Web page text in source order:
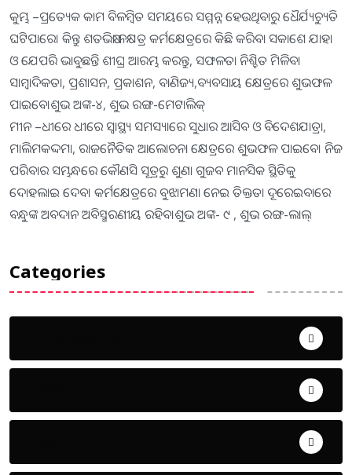
କୁମ୍ଭ –ପ୍ରତ୍ୟେକ କାମ ବିଳମ୍ବିତ ସମୟରେ ସମ୍ମନ୍ନ ହେଉଥିବାରୁ ଧୈର୍ଯ୍ୟଚ୍ୟୁତି
ଘଟିପାରେ। କିନ୍ତୁ ଶତଭିଷା ନକ୍ଷତ୍ର କର୍ମକ୍ଷେତ୍ରରେ କିଛି କରିବା ସକାଶେ ଯାହା
ଓ ଯେପରି ଭାବୁଛନ୍ତି ଶୀଘ୍ର ଆରମ୍ଭ କରନ୍ତୁ, ସଫଳତା ନିଶ୍ଚିତ ମିଳିବ।
ସାମ୍ବାଦିକତା, ପ୍ରଶାସନ, ପ୍ରକାଶନ, ବାଣିଜ୍ୟ,ବ୍ୟବସାୟ କ୍ଷେତ୍ରରେ ଶୁଭଫଳ
ପାଇବେ।ଶୁଭ ଅଙ୍କ-୪, ଶୁଭ ରଙ୍ଗ-ମେଟାଲିକ୍
ମୀନ –ଧୀରେ ଧୀରେ ସ୍ବାସ୍ଥ୍ୟ ସମସ୍ୟାରେ ସୁଧାର ଆସିବ ଓ ବିଦେଶଯାତ୍ରା,
ମାଲିମକଦ୍ଦମା, ରାଜନୈତିକ ଆଲୋଚନା କ୍ଷେତ୍ରରେ ଶୁଭଫଳ ପାଇବେ। ନିଜ
ପରିବାର ସମ୍ଭନ୍ଧରେ କୌଣସି ସୂତ୍ରରୁ ଶୁଣା ଗୁଜବ ମାନସିକ ସ୍ଥିତିକୁ
ଦୋହଲାଇ ଦେବ। କର୍ମକ୍ଷେତ୍ରରେ ବୁଝାମଣା ନେଇ ତିକ୍ତତା ଦୂରେଇବାରେ
ବନ୍ଧୁଙ୍କ ଅବଦାନ ଅବିସ୍ମରଣୀୟ ରହିବ।ଶୁଭ ଅଙ୍କ- ୯ , ଶୁଭ ରଙ୍ଗ-ଲାଲ୍
Categories